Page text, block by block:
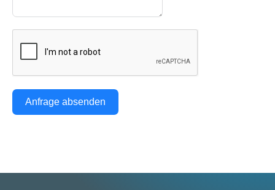
Anfrage absenden